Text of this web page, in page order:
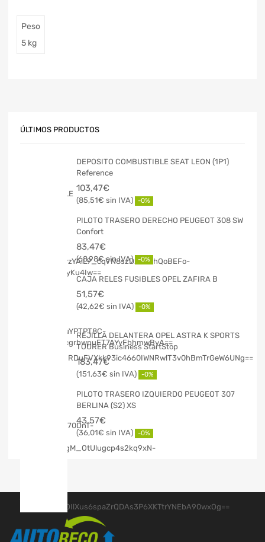
Peso
5 kg
ÚLTIMOS PRODUCTOS
DEPOSITO COMBUSTIBLE SEAT LEON (1P1)
Reference
103,47€
85,51€ -0%
PILOTO TRASERO DERECHO PEUGEOT 308 SW
Confort
83,47€
68,98€ -0%
CAJA RELES FUSIBLES OPEL ZAFIRA B
51,57€
42,62€ -0%
REJILLA DELANTERA OPEL ASTRA K SPORTS
TOURER Business StartStop
183,47€
151,63€ -0%
PILOTO TRASERO IZQUIERDO PEUGEOT 307
BERLINA (S2) XS
43,57€
36,01€ -0%